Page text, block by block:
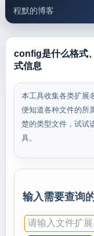
程默的博客
邮件工具
config是什么格式
式信息
本工具收集各类扩展
便知道各种文件的所
楚的类型文件，试试
具。
输入需要查询